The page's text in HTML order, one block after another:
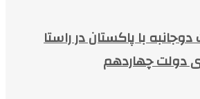
با پاکستان در راستا
دولت چهاردهم